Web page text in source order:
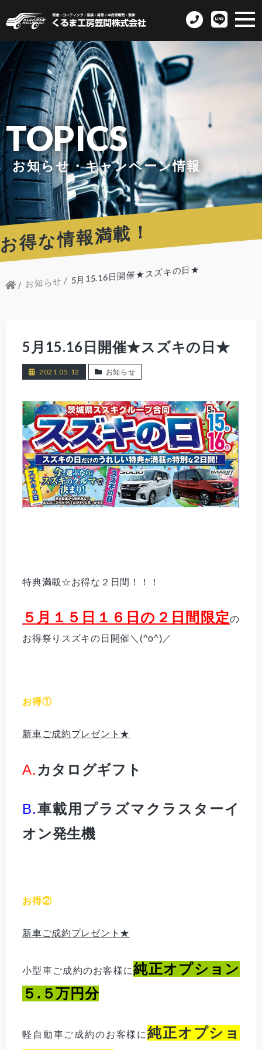
TOPICS
お知らせ・キャンペーン情報
お得な情報満載！
お知らせ 5月15.16日開催★スズキの日★
5月15.16日開催★スズキの日★
2021.05.12 お知らせ
特典満載☆お得な２日間！！！
５月１５日１６日の２日間限定の
お得祭りスズキの日開催＼(^o^)／
お得①
新車ご成約プレゼント★
A. カタログギフト
B.車載用プラズマクラスターイ
オン発生機
お得②
新車ご成約プレゼント★
小型車ご成約のお客様に純正オプション
５.５万円分
軽自動車ご成約のお客様に純正オプショ